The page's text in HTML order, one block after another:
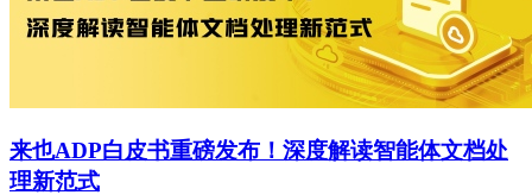
来也ADP白皮书重磅发布！深度解读智能体文档处
理新范式